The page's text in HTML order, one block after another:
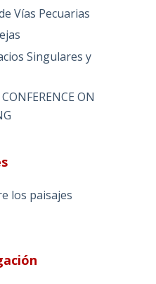
Vías Pecuarias
Singulares y
ON
los paisajes